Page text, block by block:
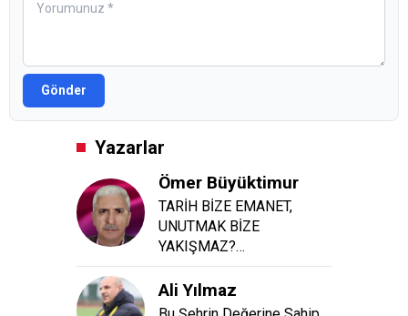
Gönder
Yazarlar
Ömer Büyüktimur
TARİH BİZE EMANET,
UNUTMAK BİZE
YAKIŞMAZ?…
Ali Yılmaz